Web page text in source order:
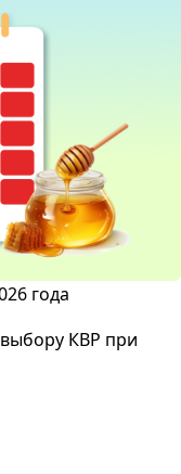
года
КВР при